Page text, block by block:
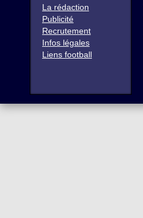
La rédaction
Publicité
Recrutement
Infos légales
Liens football